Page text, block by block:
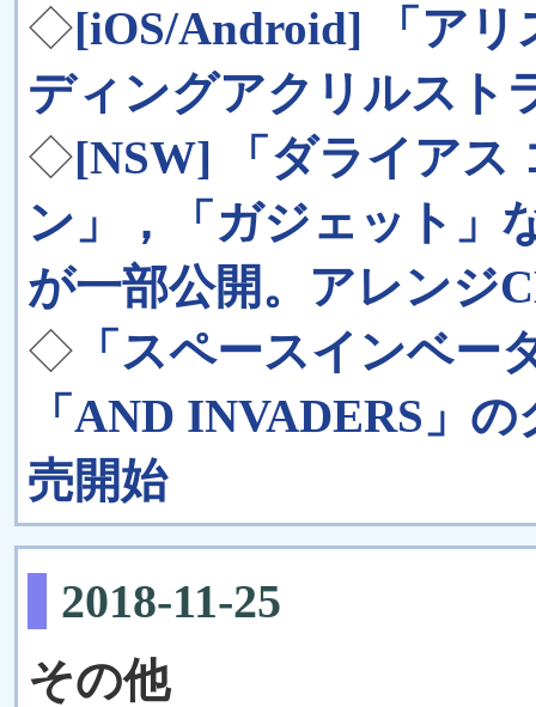
◇[iOS/Android] 「アリ
ディングアクリルスト
◇[NSW] 「ダライアス
ン」，「ガジェット」
が一部公開。アレンジ
◇ 「スペースインベ
「AND INVADERS」
売開始
2018-11-25
その他